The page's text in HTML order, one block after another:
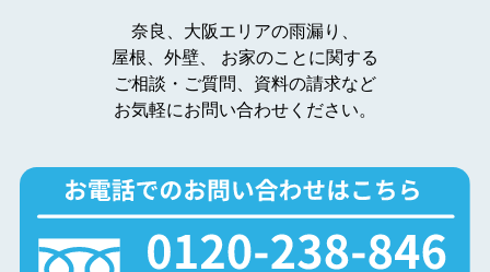
奈良、大阪エリアの雨漏り、
屋根、外壁、
お家のことに関する
ご相談・ご質問、資料の請求など
お気軽にお問い合わせください。